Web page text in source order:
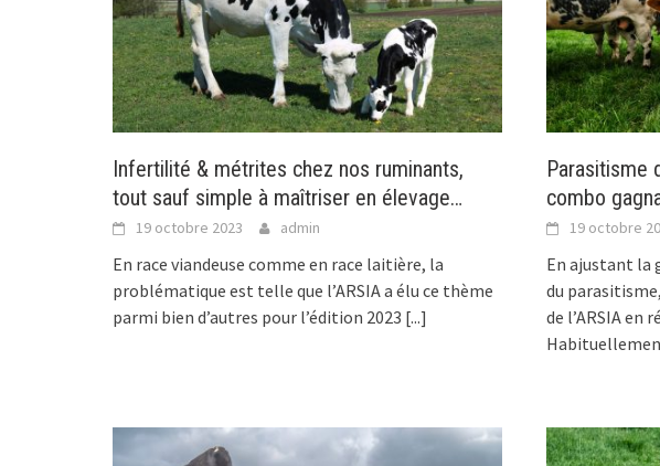
Infertilité & métrites chez nos ruminants,
tout sauf simple à maîtriser en élevage…
19 octobre 2023 admin
En race viandeuse comme en race laitière, la
problématique est telle que l’ARSIA a élu ce thème
parmi bien d’autres pour l’édition 2023 [...]
Parasitisme
combo
19 octobre
En ajustant la
du
de l’ARSIA en